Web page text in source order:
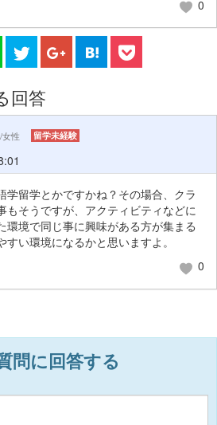
0
回答
性 留学未経験
学留学とかですかね？その場合、クラ
もそうですが、アクティビティなどに
環境で同じ事に興味がある方が集まる
い環境になるかと思いますよ。
0
問に回答する